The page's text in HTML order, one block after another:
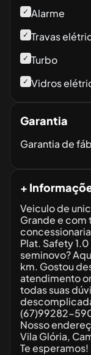
✓ Alarme
✓ Travas
✓ Turbo
✓ Vidros
Garantia
Garantia de
+
Veiculo de
Grande e com
Plat. Safety
seminovo?
km. Gostou
atendimento
todas suas
(67)99282-
Nosso
Vila Glória,
Te esperamos!